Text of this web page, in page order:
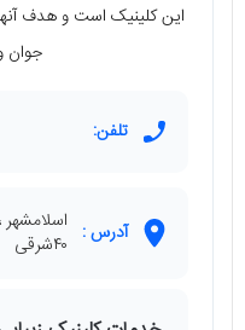
این کلینیک است و هدف
جوان
تلفن:
آدرس : ۴۰شرقی